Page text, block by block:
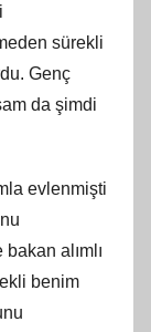
sürekli
Genç
da şimdi
evlenmişti
alımlı
benim